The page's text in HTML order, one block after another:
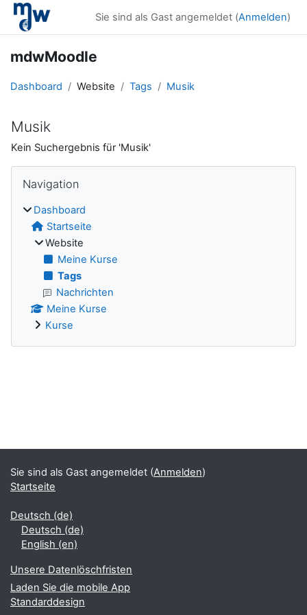
Zum Hauptinhalt
Sie sind als Gast angemeldet (Anmelden)
mdwMoodle
Dashboard Website Tags Musik
Musik
Kein Suchergebnis für 'Musik'
Blöcke
Navigation
Dashboard
Startseite
Website
Meine Kurse
Tags
Nachrichten
Meine Kurse
Kurse
Sie sind als Gast angemeldet (Anmelden)
Startseite
Deutsch ‎(de)‎
Deutsch ‎(de)‎
English ‎(en)‎
Unsere Datenlöschfristen
Laden Sie die mobile App
Standarddesign